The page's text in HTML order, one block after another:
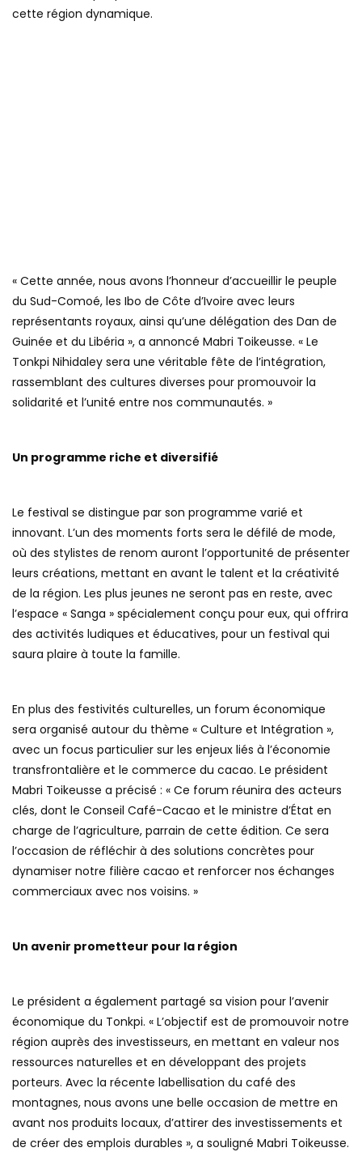
cette région dynamique.
« Cette année, nous avons l’honneur d’accueillir le peuple
du Sud-Comoé, les Ibo de Côte d’Ivoire avec leurs
représentants royaux, ainsi qu’une délégation des Dan de
Guinée et du Libéria », a annoncé Mabri Toikeusse. « Le
Tonkpi Nihidaley sera une véritable fête de l’intégration,
rassemblant des cultures diverses pour promouvoir la
solidarité et l’unité entre nos communautés. »
Un programme riche et diversifié
Le festival se distingue par son programme varié et
innovant. L’un des moments forts sera le défilé de mode,
où des stylistes de renom auront l’opportunité de présenter
leurs créations, mettant en avant le talent et la créativité
de la région. Les plus jeunes ne seront pas en reste, avec
l’espace « Sanga » spécialement conçu pour eux, qui offrira
des activités ludiques et éducatives, pour un festival qui
saura plaire à toute la famille.
En plus des festivités culturelles, un forum économique
sera organisé autour du thème « Culture et Intégration »,
avec un focus particulier sur les enjeux liés à l’économie
transfrontalière et le commerce du cacao. Le président
Mabri Toikeusse a précisé : « Ce forum réunira des acteurs
clés, dont le Conseil Café-Cacao et le ministre d’État en
charge de l’agriculture, parrain de cette édition. Ce sera
l’occasion de réfléchir à des solutions concrètes pour
dynamiser notre filière cacao et renforcer nos échanges
commerciaux avec nos voisins. »
Un avenir prometteur pour la région
Le président a également partagé sa vision pour l’avenir
économique du Tonkpi. « L’objectif est de promouvoir notre
région auprès des investisseurs, en mettant en valeur nos
ressources naturelles et en développant des projets
porteurs. Avec la récente labellisation du café des
montagnes, nous avons une belle occasion de mettre en
avant nos produits locaux, d’attirer des investissements et
de créer des emplois durables », a souligné Mabri Toikeusse.